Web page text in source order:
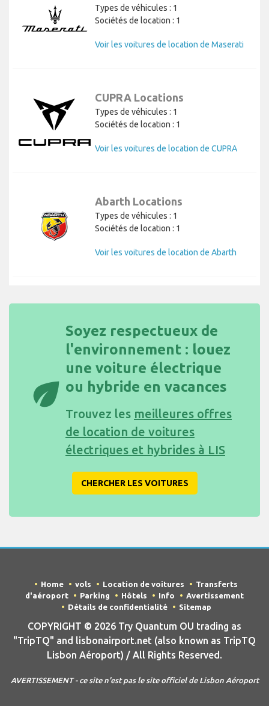
Types de véhicules : 1
Sociétés de location : 1
Voir les voitures de location de Maserati
CUPRA Locations
Types de véhicules : 1
Sociétés de location : 1
Voir les voitures de location de CUPRA
Abarth Locations
Types de véhicules : 1
Sociétés de location : 1
Voir les voitures de location de Abarth
eco
Soyez respectueux de
l'environnement : louez
une voiture électrique
ou hybride en vacances
Trouvez les meilleures offres
de location de voitures
électriques et hybrides à LIS
CHERCHER LES VOITURES
Home vols Location de voitures
Transferts
d'aéroport
Parking Hôtels Info
Avertissement
Détails de confidentialité
Sitemap
COPYRIGHT © 2026 Try Quantum OU trading as
"TripTQ" and lisbonairport.net (also known as TripTQ
Lisbon Aéroport) / All Rights Reserved.
AVERTISSEMENT - ce site n'est pas le site officiel de Lisbon Aéroport